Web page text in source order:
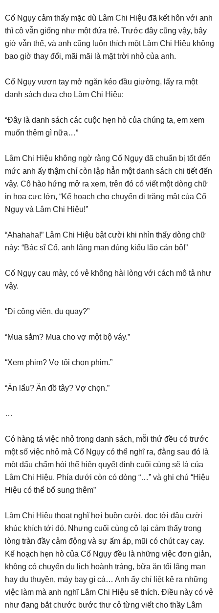
Cố Ngụy cảm thấy mặc dù Lâm Chi Hiệu đã kết hôn với anh
thì cô vẫn giống như một đứa trẻ. Trước đây cũng vậy, bây
giờ vẫn thế, và anh cũng luôn thích một Lâm Chi Hiệu không
bao giờ thay đổi, mãi mãi là mặt trời nhỏ của anh.
Cố Ngụy vươn tay mở ngăn kéo đầu giường, lấy ra một
danh sách đưa cho Lâm Chi Hiệu:
“Đây là danh sách các cuộc hẹn hò của chúng ta, em xem
muốn thêm gì nữa…”
Lâm Chi Hiệu không ngờ rằng Cố Ngụy đã chuẩn bị tốt đến
mức anh ấy thậm chí còn lập hẳn một danh sách chi tiết đến
vậy. Cô hào hứng mở ra xem, trên đó có viết một dòng chữ
in hoa cực lớn, “Kế hoạch cho chuyến đi trăng mật của Cố
Ngụy và Lâm Chi Hiệu!”
“Ahahaha!” Lâm Chi Hiệu bật cười khi nhìn thấy dòng chữ
này: “Bác sĩ Cố, anh lãng mạn đúng kiểu lão cán bộ!”
Cố Ngụy cau mày, có vẻ không hài lòng với cách mô tả như
vậy.
“Đi công viên, đu quay?”
“Mua sắm? Mua cho vợ một bộ váy.”
“Xem phim? Vợ tôi chọn phim.”
“Ăn lẩu? Ăn đồ tây? Vợ chọn.”
…
Có hàng tá việc nhỏ trong danh sách, mỗi thứ đều có trước
một số việc nhỏ mà Cố Ngụy có thể nghĩ ra, đằng sau đó là
một dấu chấm hỏi thể hiện quyết định cuối cùng sẽ là của
Lâm Chi Hiệu. Phía dưới còn có dòng “…” và ghi chú “Hiệu
Hiệu có thể bổ sung thêm”
Lâm Chi Hiệu thoạt nghĩ hơi buồn cười, đọc tới đâu cười
khúc khích tới đó. Nhưng cuối cùng cô lại cảm thấy trong
lòng tràn đầy cảm động và sự ấm áp, mũi có chút cay cay.
Kế hoạch hẹn hò của Cố Ngụy đều là những việc đơn giản,
không có chuyến du lịch hoành tráng, bữa ăn tối lãng mạn
hay du thuyền, máy bay gì cả… Anh ấy chỉ liệt kê ra những
việc làm mà anh nghĩ Lâm Chi Hiệu sẽ thích. Điều này có vẻ
như đang bắt chước bước thư cô từng viết cho thầy Lâm